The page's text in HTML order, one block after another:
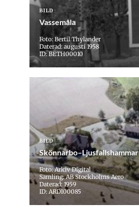
BILD
Vassemåla
Foto: Bertil Thylander
Daterad: augusti 1958
ID: BETH00010
BILD
Skönnarbo–Ljusfallshammar
Foto: Arkiv Digital
Samling: AB Stockholms Aero
Daterad: 1959
ID: ARDI00085